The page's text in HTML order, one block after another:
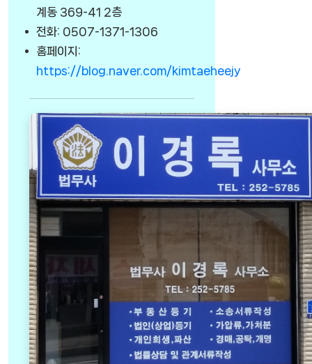
계동 369-41 2층
전화: 0507-1371-1306
홈페이지:
https://blog.naver.com/kimtaeheejy